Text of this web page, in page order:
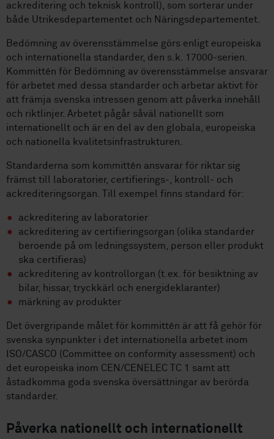
ackreditering och teknisk kontroll), som sorterar under
både Utrikesdepartementet och Näringsdepartementet.
Bedömning av överensstämmelse görs enligt europeiska
och internationella standarder, den s.k. 17000-serien.
Kommittén för Bedömning av överensstämmelse ansvarar
för arbetet med dessa standarder och arbetar aktivt för
att främja svenska intressen genom att påverka innehåll
och riktlinjer. Arbetet pågår såväl nationellt som
internationellt och är en del av den globala, europeiska
och nationella kvalitetsinfrastrukturen.
Standarderna som kommittén ansvarar för riktar sig
främst till laboratorier, certifierings-, kontroll- och
ackrediteringsorgan. Till exempel finns standard för:
ackreditering av laboratorier
ackreditering av certifieringsorgan (olika standarder
beroende på om ledningssystem, person eller produkt
ska certifieras)
ackreditering av kontrollorgan (t.ex. för besiktning av
bilar, hissar, tryckkärl och energideklaranter)
märkning av produkter
Det övergripande målet för kommittén är att få gehör för
svenska synpunkter i det internationella arbetet inom
ISO/CASCO (Committee on conformity assessment) och
det europeiska inom CEN/CENELEC TC 1 samt att
åstadkomma goda svenska översättningar av berörda
standarder.
Påverka nationellt och internationellt